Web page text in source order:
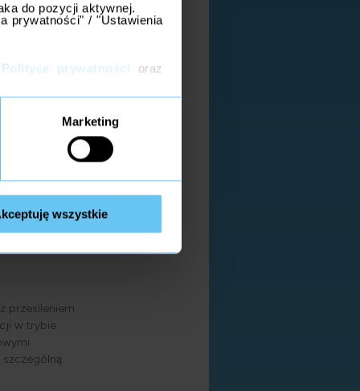
do pozycji aktywnej.
prywatności" / "Ustawienia
prywatności oraz
Marketing
wszystkie
. Mogą
Jeśli po tym
przesileniem
w trybie